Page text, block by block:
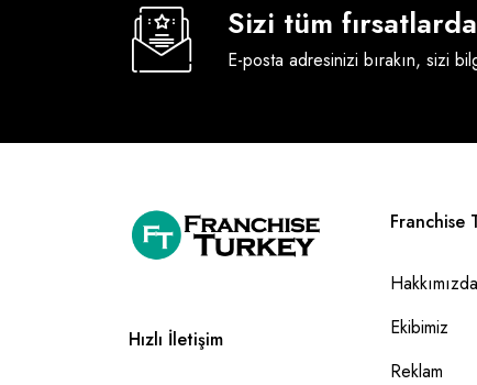
Sizi tüm
E-posta adresinizi bırakın, sizi
Hızlı İletişim
Franchise
Hakkımızda
Ekibimiz
Reklam